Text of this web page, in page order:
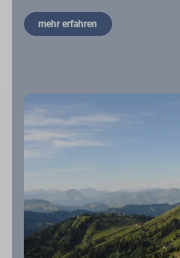
mehr erfahren